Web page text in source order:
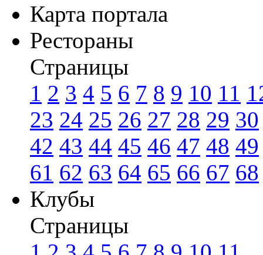
Карта портала
Рестораны
Страницы
1 2 3 4 5 6 7 8 9 10 11
23 24 25 26 27 28 29 30
42 43 44 45 46 47 48 49
61 62 63 64 65 66 67 68
Клубы
Страницы